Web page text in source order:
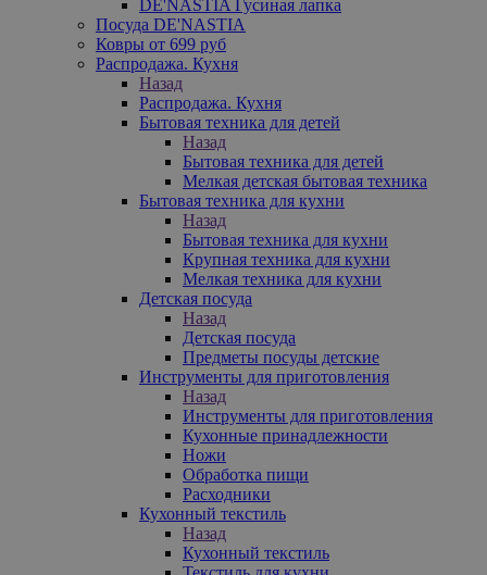
DE'NASTIA Гусиная лапка
Посуда DE'NASTIA
Ковры от 699 руб
Распродажа. Кухня
Назад
Распродажа. Кухня
Бытовая техника для детей
Назад
Бытовая техника для детей
Мелкая детская бытовая техника
Бытовая техника для кухни
Назад
Бытовая техника для кухни
Крупная техника для кухни
Мелкая техника для кухни
Детская посуда
Назад
Детская посуда
Предметы посуды детские
Инструменты для приготовления
Назад
Инструменты для приготовления
Кухонные принадлежности
Ножи
Обработка пищи
Расходники
Кухонный текстиль
Назад
Кухонный текстиль